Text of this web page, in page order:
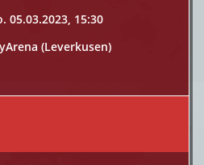
05.03.2023, 15:30
(Leverkusen)